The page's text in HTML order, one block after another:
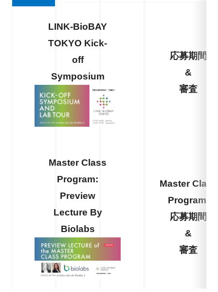
LINK-BioBAY
TOKYO Kick-
off
Symposium
Master Class
Program:
Preview
Lecture By
Biolabs
応募期間
&
審査
Master Class
Program:
応募期間
&
審査